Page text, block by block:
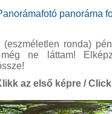
panoráma
(eszméletlen ronda)
ne láttam!
az első képre /